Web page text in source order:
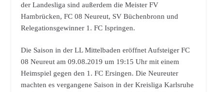
der Landesliga sind außerdem die Meister FV
Hambrücken, FC 08 Neureut, SV Büchenbronn und
Relegationsgewinner 1. FC Ispringen.
Die Saison in der LL Mittelbaden eröffnet Aufsteiger FC
08 Neureut am 09.08.2019 um 19:15 Uhr mit einem
Heimspiel gegen den 1. FC Ersingen. Die Neureuter
machten es vergangene Saison in der Kreisliga Karlsruhe